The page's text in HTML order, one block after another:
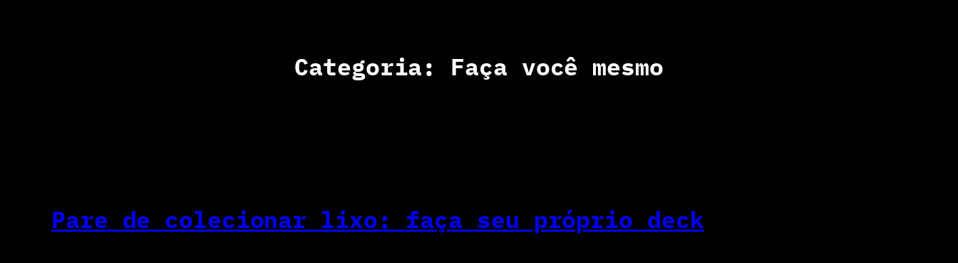
Categoria: Faça você mesmo
Pare de colecionar lixo: faça seu próprio deck